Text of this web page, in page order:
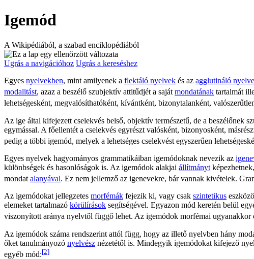
Igemód
A Wikipédiából, a szabad enciklopédiából
Ugrás a navigációhoz Ugrás a kereséshez
Egyes nyelvekben, mint amilyenek a flektáló nyelvek és az agglutináló
modalitást, azaz a beszélő szubjektív attitűdjét a saját mondatának tartalmát
lehetségesként, megvalósíthatóként, kívántként, bizonytalanként,
Az ige által kifejezett cselekvés belső, objektív természetű, de a beszélőnek
egymással. A főellentét a cselekvés egyrészt valósként, bizonyosként,
pedig a többi igemód, melyek a lehetséges cselekvést egyszerűen
Egyes nyelvek hagyományos grammatikáiban igemódoknak nevezik az
különbségek és hasonlóságok is. Az igemódok alakjai állítmányt
mondat alanyával. Ez nem jellemző az igenevekre, bár vannak kivételek.
Az igemódokat jellegzetes morfémák fejezik ki, vagy csak szintetikus
elemeket tartalmazó körülírások segítségével. Egyazon mód keretén belül
viszonyított aránya nyelvtől függő lehet. Az igemódok morfémai
Az igemódok száma rendszerint attól függ, hogy az illető nyelvben hány
őket tanulmányozó nyelvész nézetétől is. Mindegyik igemódokat kifejező
egyéb mód:[2]